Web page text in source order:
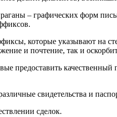
– графических форм
которые указывают на
и почтение, так и
качественный
свидетельства и
сделок.